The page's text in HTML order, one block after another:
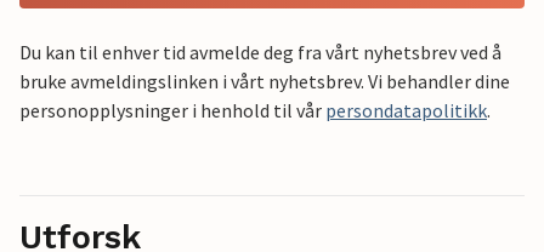
Du kan til enhver tid avmelde deg fra vårt nyhetsbrev ved å
bruke avmeldingslinken i vårt nyhetsbrev. Vi behandler dine
personopplysninger i henhold til vår persondatapolitikk.
Utforsk